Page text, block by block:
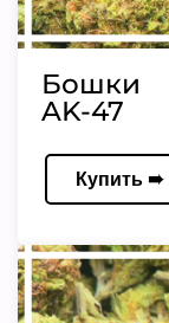
Бошки
AK-47
Купить ➠